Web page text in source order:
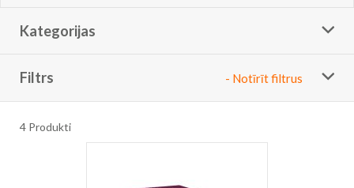
Kategorijas
Filtrs - Notīrīt filtrus
4 Produkti